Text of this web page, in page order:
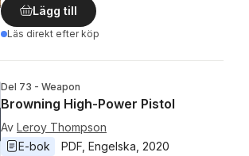
Lägg till
Läs direkt efter köp
Del 73 - Weapon
Browning High-Power Pistol
Av Leroy Thompson
E-bok
PDF Engelska 2020